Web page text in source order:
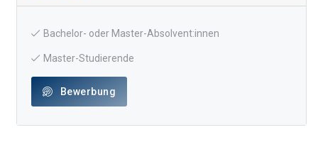
Bachelor- oder Master-Absolvent:innen
Master-Studierende
Bewerbung